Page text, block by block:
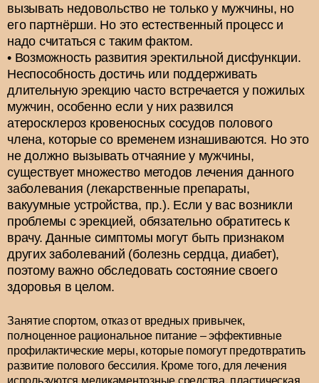
вызывать недовольство не только у мужчины, но
его партнёрши. Но это естественный процесс и
надо считаться с таким фактом.
Возможность развития эректильной дисфункции.
Неспособность достичь или поддерживать
длительную эрекцию часто встречается у пожилых
мужчин, особенно если у них развился
атеросклероз кровеносных сосудов полового
члена, которые со временем изнашиваются. Но это
не должно вызывать отчаяние у мужчины,
существует множество методов лечения данного
заболевания (лекарственные препараты,
вакуумные устройства, пр.). Если у вас возникли
проблемы с эрекцией, обязательно обратитесь к
врачу. Данные симптомы могут быть признаком
других заболеваний (болезнь сердца, диабет),
поэтому важно обследовать состояние своего
здоровья в целом.
Занятие спортом, отказ от вредных привычек,
полноценное рациональное питание – эффективные
профилактические меры, которые помогут предотвратить
развитие полового бессилия. Кроме того, для лечения
используются медикаментозные средства, пластическая